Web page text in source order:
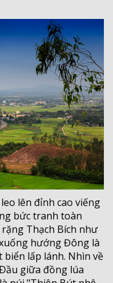
lên đỉnh cao viếng
bức tranh toàn
Thạch Bích như
hướng Đông là
biển lấp lánh. Nhìn về
giữa đồng lúa